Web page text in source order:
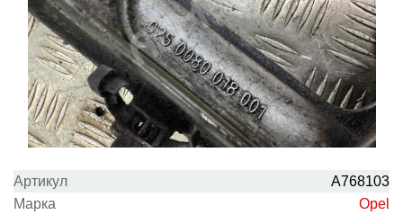
Артикул
A768103
Марка
Opel